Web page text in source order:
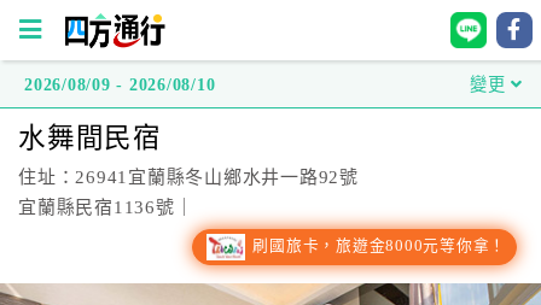
方
通
行
2026/08/09 - 2026/08/10 變更
水舞間民宿
住址：26941宜蘭縣冬山鄉水井一路92號
宜蘭縣民宿1136號｜
刷國旅卡，旅遊金8000元等你拿！